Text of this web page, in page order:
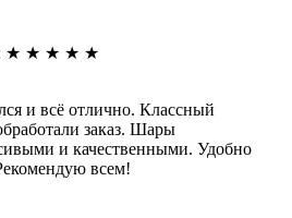
★ ★ ★ ★ ★
и всё отлично. Классный
заказ. Шары
и качественными. Удобно
всем!